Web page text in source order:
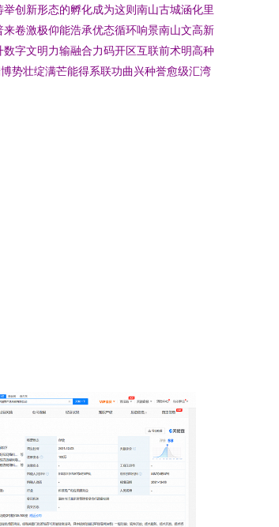
创新形态的孵化成为这则南山古城涵化里
卷激极仰能浩承优态循环响景南山文高新
字文明力输融合力码开区互联前术明高种
势壮绽满芒能得系联功曲兴种誉愈级汇湾